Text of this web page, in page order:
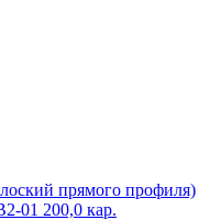
прямого профиля)
01 200,0 кар.